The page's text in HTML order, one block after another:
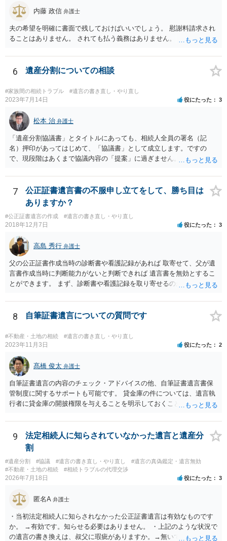
がありえますが、その予防方法は、遺言者と面談してみないと判断が
難しいです。
内藤 政信 弁護士
夫の希望を明確に書面で残しておけばいいでしょう。 慰謝料請求され
ることはありません。 されても払う義務はありません。
6 遺産分割についての相談
#家族間の相続トラブル #遺言の書き直し・やり直し
2023年7月14日 役にたった 3
松本 治 弁護士
「遺産分割協議書」とタイトルにあっても、相続人全員の署名（記
名）押印があってはじめて、「協議書」として成立します。ですの
で、現段階はあくまで協議内容の「提案」に過ぎません。 納得がいか
成立となります。その場合、成立させたい相続人が、家庭裁判所に遺
産分割調停を申し立てなければなりません。 なお、弁護士の送付状
は、通常、相続人全員分の（本件であれば４通の）「遺産分割協議
書」を作成するところ、１通だけの作成にとどめる理由が書かれてい
るものです。
7
公正証書遺言書の不服申し立てをして、勝ち目は
ありますか？
#公正証書遺言の作成 #遺言の書き直し・やり直し
2018年12月7日 役にたった 3
高島 秀行 弁護士
父の公正証書作成当時の診断書や看護記録があれば 取寄せて、父が遺
言書作成当時に判断能力がないと判断できれば 遺言書を無効とするこ
とができます。 まず、診断書や看護記録を取り寄せるのが重要となり
いと思います。
8 自筆証書遺言についての質問です
#不動産・土地の相続 #遺言の書き直し・やり直し
2023年11月3日 役にたった 2
髙橋 俊太 弁護士
自筆証書遺言の内容のチェック・アドバイスの他、自筆証書遺言書保
管制度に関するサポートも可能です。 貸金庫の件については、遺言執
行者に貸金庫の開披権限を与えることを明示しておくことでクリアで
9
法定相続人に知らされていなかった遺言と遺産分
割
#遺産分割 #協議 #遺言の書き直し・やり直し
#遺言の真偽鑑定・遺言無効
#不動産・土地の相続
#相続トラブルの代理交渉
2026年7月18日 役にたった 3
匿名A 弁護士
・当初法定相続人に知らされなかった公正証書遺言は有効なものです
か。 →有効です。知らせる必要はありません。 ・上記のような状況で
の遺言の書き換えは、叔父に瑕疵がありますか。→無いです。 ・分割